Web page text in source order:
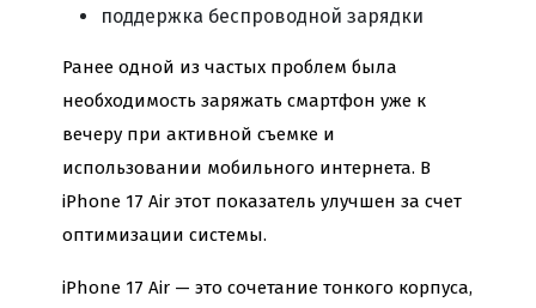
поддержка беспроводной зарядки
Ранее одной из частых проблем была
необходимость заряжать смартфон уже к
вечеру при активной съемке и
использовании мобильного интернета. В
iPhone 17 Air этот показатель улучшен за счет
оптимизации системы.
iPhone 17 Air — это сочетание тонкого корпуса,